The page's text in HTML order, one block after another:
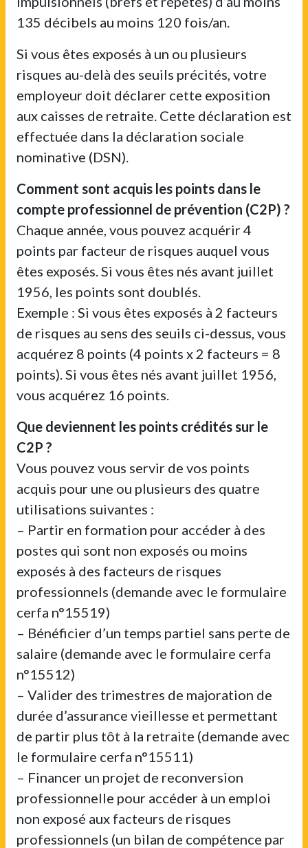
135 décibels au moins 120 fois/an.
Si vous êtes exposés à un ou plusieurs
risques au-delà des seuils précités, votre
employeur doit déclarer cette exposition
aux caisses de retraite. Cette déclaration est
effectuée dans la déclaration sociale
nominative (DSN).
Comment sont acquis les points dans le
compte professionnel de prévention (C2P) ?
Chaque année, vous pouvez acquérir 4
points par facteur de risques auquel vous
êtes exposés. Si vous êtes nés avant juillet
1956, les points sont doublés.
Exemple : Si vous êtes exposés à 2 facteurs
de risques au sens des seuils ci-dessus, vous
acquérez 8 points (4 points x 2 facteurs = 8
points). Si vous êtes nés avant juillet 1956,
vous acquérez 16 points.
Que deviennent les points crédités sur le
C2P ?
Vous pouvez vous servir de vos points
acquis pour une ou plusieurs des quatre
utilisations suivantes :
– Partir en formation pour accéder à des
postes qui sont non exposés ou moins
exposés à des facteurs de risques
professionnels (demande avec le formulaire
cerfa n°15519)
– Bénéficier d’un temps partiel sans perte de
salaire (demande avec le formulaire cerfa
n°15512)
– Valider des trimestres de majoration de
durée d’assurance vieillesse et permettant
de partir plus tôt à la retraite (demande avec
le formulaire cerfa n°15511)
– Financer un projet de reconversion
professionnelle pour accéder à un emploi
non exposé aux facteurs de risques
professionnels (un bilan de compétence par